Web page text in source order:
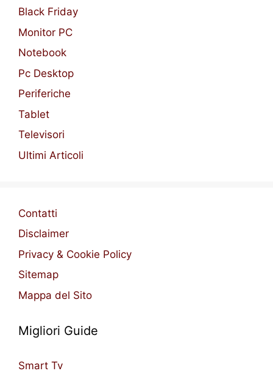
Black Friday
Monitor PC
Notebook
Pc Desktop
Periferiche
Tablet
Televisori
Ultimi Articoli
Contatti
Disclaimer
Privacy & Cookie Policy
Sitemap
Mappa del Sito
Migliori Guide
Smart Tv